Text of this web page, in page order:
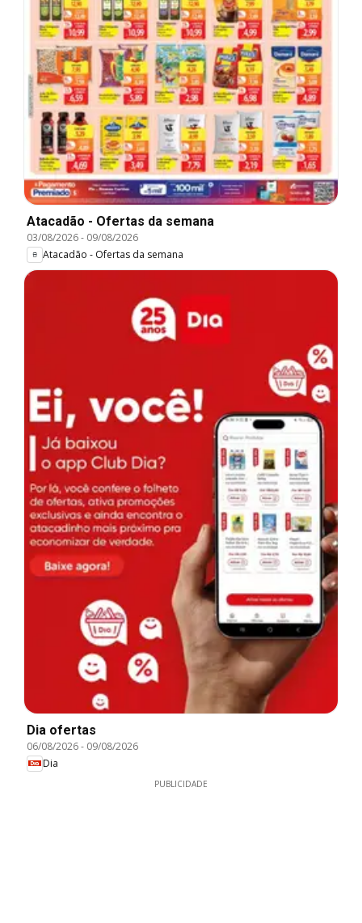
Atacadão - Ofertas da semana
03/08/2026- 09/08/2026
Atacadão - Ofertas da semana
Dia ofertas
06/08/2026- 09/08/2026
Dia
PUBLICIDADE